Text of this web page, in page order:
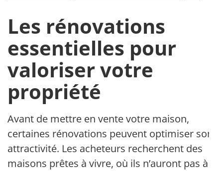
Les rénovations
essentielles pour
valoriser votre
propriété
Avant de mettre en vente votre maison,
certaines rénovations peuvent optimiser son
attractivité. Les acheteurs recherchent des
maisons prêtes à vivre, où ils n’auront pas à